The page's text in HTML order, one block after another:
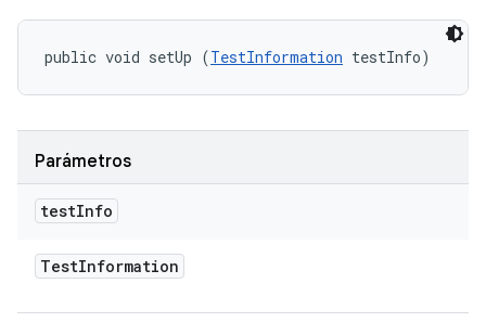
public void setUp (TestInformation testInfo)
Parámetros
testInfo
TestInformation